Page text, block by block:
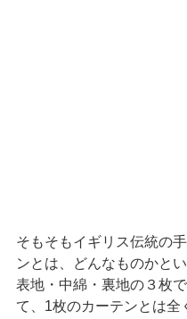
そもそもイギリス伝統の
ンとは、どんなものかと
表地・中綿・裏地の３枚
て、1枚のカーテンとは全